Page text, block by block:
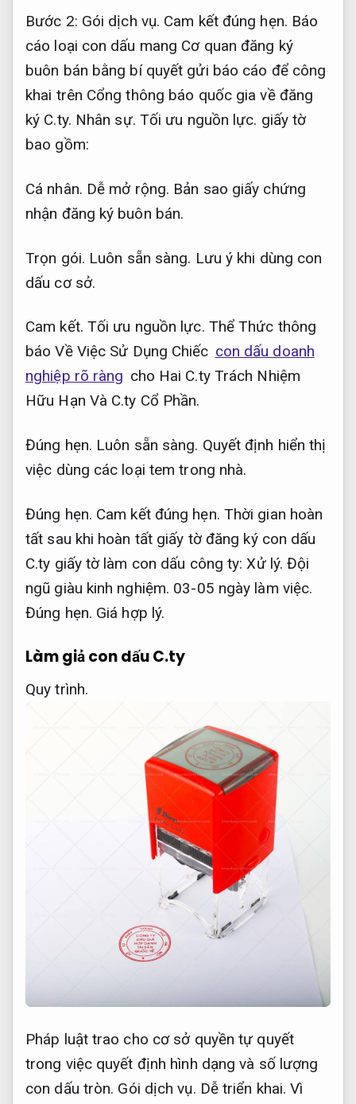
Bước 2: Gói dịch vụ. Cam kết đúng hẹn. Báo
cáo loại con dấu mang Cơ quan đăng ký
buôn bán bằng bí quyết gửi báo cáo để công
khai trên Cổng thông báo quốc gia về đăng
ký C.ty. Nhân sự. Tối ưu nguồn lực. giấy tờ
bao gồm:
Cá nhân. Dễ mở rộng. Bản sao giấy chứng
nhận đăng ký buôn bán.
Trọn gói. Luôn sẵn sàng. Lưu ý khi dùng con
dấu cơ sở.
Cam kết. Tối ưu nguồn lực. Thể Thức thông
báo Về Việc Sử Dụng Chiếc con dấu doanh
nghiệp rõ ràng cho Hai C.ty Trách Nhiệm
Hữu Hạn Và C.ty Cổ Phần.
Đúng hẹn. Luôn sẵn sàng. Quyết định hiển thị
việc dùng các loại tem trong nhà.
Đúng hẹn. Cam kết đúng hẹn. Thời gian hoàn
tất sau khi hoàn tất giấy tờ đăng ký con dấu
C.ty giấy tờ làm con dấu công ty:Xử lý. Đội
ngũ giàu kinh nghiệm. 03-05 ngày làm việc.
Đúng hẹn. Giá hợp lý.
Làm giả con dấu C.ty
Quy trình.
Pháp luật trao cho cơ sở quyền tự quyết
trong việc quyết định hình dạng và số lượng
con dấu tròn. Gói dịch vụ. Dễ triển khai. Vì